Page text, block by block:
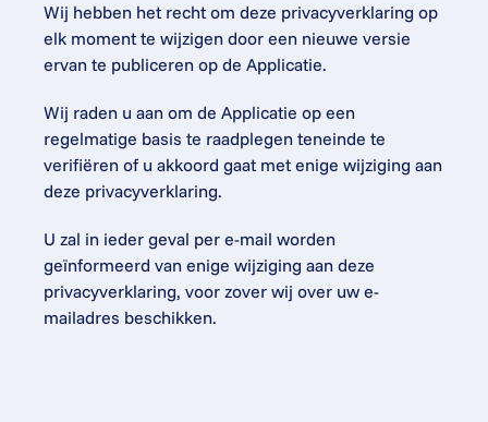
Wij hebben het recht om deze privacyverklaring op
elk moment te wijzigen door een nieuwe versie
ervan te publiceren op de Applicatie.
Wij raden u aan om de Applicatie op een
regelmatige basis te raadplegen teneinde te
verifiëren of u akkoord gaat met enige wijziging aan
deze privacyverklaring.
U zal in ieder geval per e-mail worden
geïnformeerd van enige wijziging aan deze
privacyverklaring, voor zover wij over uw e-
mailadres beschikken.